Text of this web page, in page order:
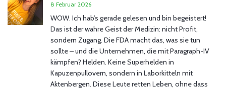
8 Februar 2026
WOW. Ich hab’s gerade gelesen und bin begeistert!
Das ist der wahre Geist der Medizin: nicht Profit,
sondern Zugang. Die FDA macht das, was sie tun
sollte – und die Unternehmen, die mit Paragraph-IV
kämpfen? Helden. Keine Superhelden in
Kapuzenpullovern, sondern in Laborkitteln mit
Aktenbergen. Diese Leute retten Leben, ohne dass